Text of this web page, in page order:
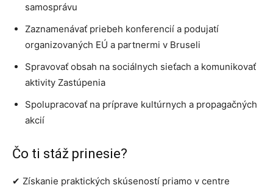
samosprávu
Zaznamenávať priebeh konferencií a podujatí
organizovaných EÚ a partnermi v Bruseli
Spravovať obsah na sociálnych sieťach a komunikovať
aktivity Zastúpenia
Spolupracovať na príprave kultúrnych a propagačných
akcií
Čo ti stáž prinesie?
✔ Získanie praktických skúseností priamo v centre